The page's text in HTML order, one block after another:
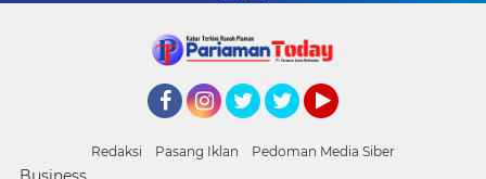
Redaksi Pasang Iklan Pedoman Media Siber